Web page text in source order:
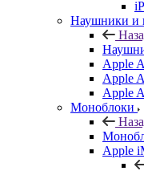
Наушники и
Apple
Apple
Apple
Моноблоки
Apple